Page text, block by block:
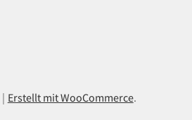
Erstellt mit WooCommerce.